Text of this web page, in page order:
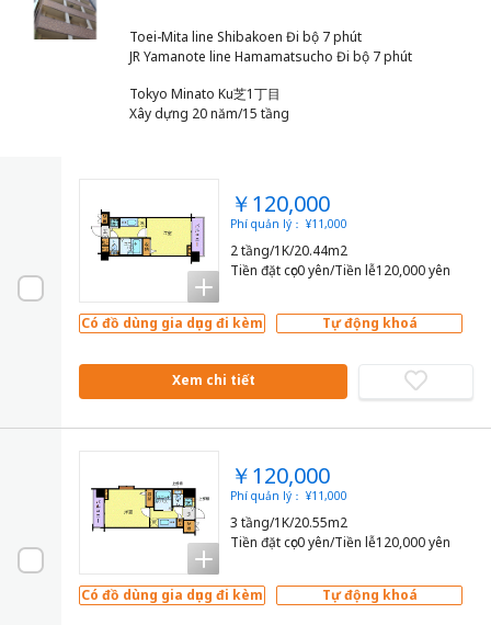
Toei-Mita line Shibakoen Đi bộ 7 phút
Tokyo Minato Ku芝1丁目
Xây dựng 20 năm/15 tầng
￥120,000
Phí quản lý： ¥11,000
2 tầng/1K/20.44m2
Tiền đặt cọc0 yên/Tiền lễ120,000 yên
Có đồ dùng gia dụng đi kèm Tự động khoá
Xem chi tiết
￥120,000
Phí quản lý： ¥11,000
3 tầng/1K/20.55m2
Tiền đặt cọc0 yên/Tiền lễ120,000 yên
Có đồ dùng gia dụng đi kèm Tự động khoá